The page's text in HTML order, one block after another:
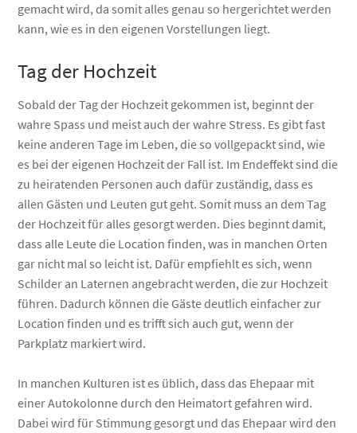
gemacht wird, da somit alles genau so hergerichtet werden
kann, wie es in den eigenen Vorstellungen liegt.
Tag der Hochzeit
Sobald der Tag der Hochzeit gekommen ist, beginnt der
wahre Spass und meist auch der wahre Stress. Es gibt fast
keine anderen Tage im Leben, die so vollgepackt sind, wie
es bei der eigenen Hochzeit der Fall ist. Im Endeffekt sind die
zu heiratenden Personen auch dafür zuständig, dass es
allen Gästen und Leuten gut geht. Somit muss an dem Tag
der Hochzeit für alles gesorgt werden. Dies beginnt damit,
dass alle Leute die Location finden, was in manchen Orten
gar nicht mal so leicht ist. Dafür empfiehlt es sich, wenn
Schilder an Laternen angebracht werden, die zur Hochzeit
führen. Dadurch können die Gäste deutlich einfacher zur
Location finden und es trifft sich auch gut, wenn der
Parkplatz markiert wird.
In manchen Kulturen ist es üblich, dass das Ehepaar mit
einer Autokolonne durch den Heimatort gefahren wird.
Dabei wird für Stimmung gesorgt und das Ehepaar wird den